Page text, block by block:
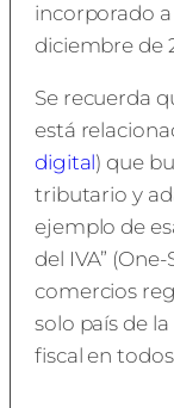
incorporado
diciembre de
Se recuerda
está
digital) que
tributario y
ejemplo de
del IVA”
comercios
solo país de
fiscal en